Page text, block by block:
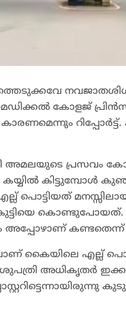
കോളജ്
അമലയുടെ പ്രസവം
കയ്യിൽ കിട്ടുമ്പോൾ
പൊട്ടിയത്
അപ്പോഴാണ്
കൈയിലെ എല്ല്
അധികൃതർ